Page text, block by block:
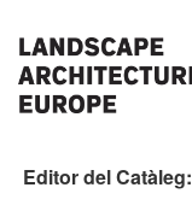
Editor del Catàleg: